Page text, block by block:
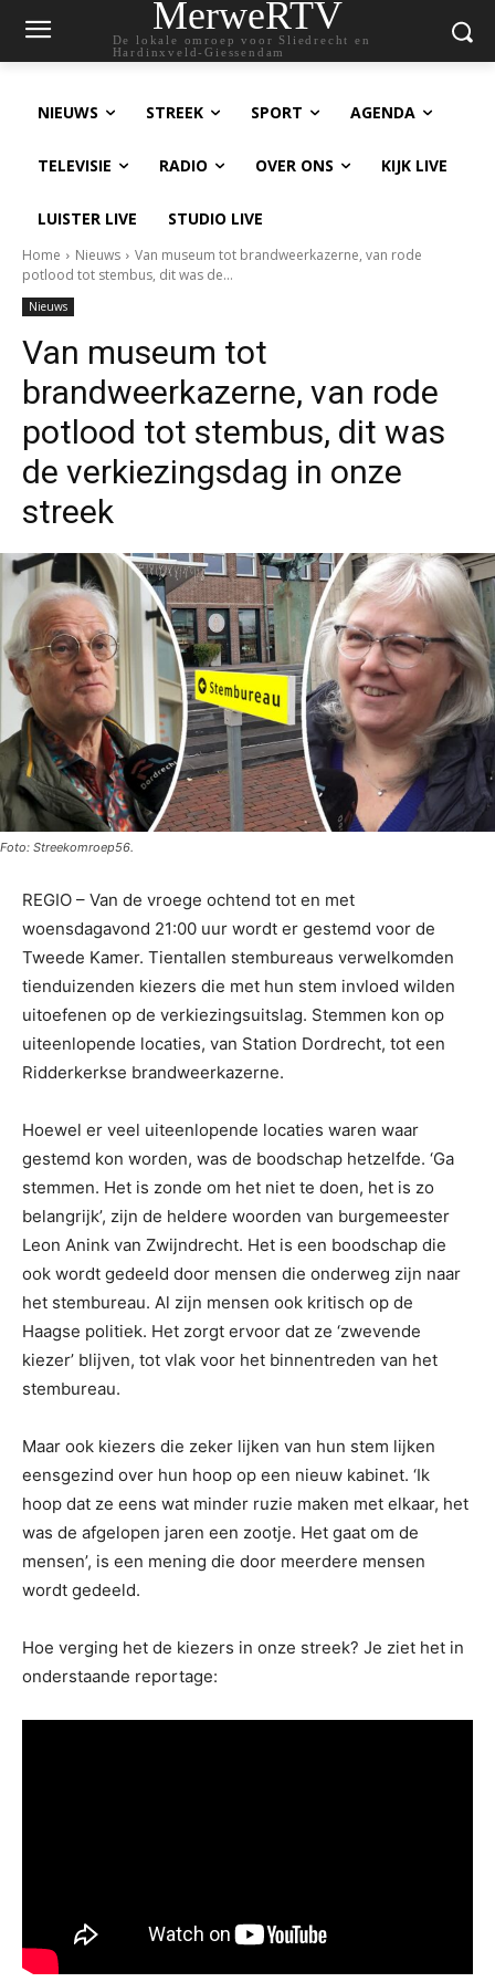
MerweRTV
De lokale omroep voor Sliedrecht en
Hardinxveld-Giessendam
NIEUWS STREEK SPORT AGENDA
TELEVISIE RADIO OVER ONS KIJK LIVE
LUISTER LIVE STUDIO LIVE
Home Nieuws
Van museum tot brandweerkazerne, van rode
potlood tot stembus, dit was de...
Nieuws
Van museum tot
brandweerkazerne, van rode
potlood tot stembus, dit was
de verkiezingsdag in onze
streek
Foto: Streekomroep56.
REGIO – Van de vroege ochtend tot en met
woensdagavond 21:00 uur wordt er gestemd voor de
Tweede Kamer. Tientallen stembureaus verwelkomden
tienduizenden kiezers die met hun stem invloed wilden
uitoefenen op de verkiezingsuitslag. Stemmen kon op
uiteenlopende locaties, van Station Dordrecht, tot een
Ridderkerkse brandweerkazerne.
Hoewel er veel uiteenlopende locaties waren waar
gestemd kon worden, was de boodschap hetzelfde. ‘Ga
stemmen. Het is zonde om het niet te doen, het is zo
belangrijk’, zijn de heldere woorden van burgemeester
Leon Anink van Zwijndrecht. Het is een boodschap die
ook wordt gedeeld door mensen die onderweg zijn naar
het stembureau. Al zijn mensen ook kritisch op de
Haagse politiek. Het zorgt ervoor dat ze ‘zwevende
kiezer’ blijven, tot vlak voor het binnentreden van het
stembureau.
Maar ook kiezers die zeker lijken van hun stem lijken
eensgezind over hun hoop op een nieuw kabinet. ‘Ik
hoop dat ze eens wat minder ruzie maken met elkaar, het
was de afgelopen jaren een zootje. Het gaat om de
mensen’, is een mening die door meerdere mensen
wordt gedeeld.
Hoe verging het de kiezers in onze streek? Je ziet het in
onderstaande reportage: